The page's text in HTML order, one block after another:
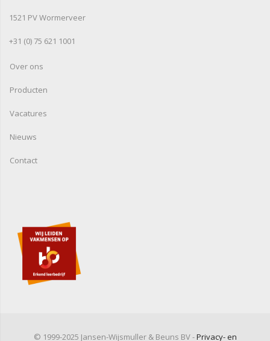
1521 PV Wormerveer
+31 (0) 75 621 1001
Over ons
Producten
Vacatures
Nieuws
Contact
© 1999-2025 Jansen-Wijsmuller & Beuns BV -Privacy- en